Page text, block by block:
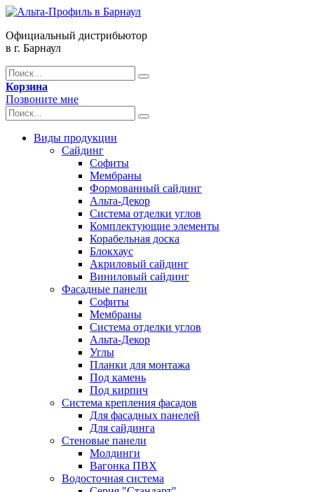
Официальный дистрибьютор
в г. Барнаул
Корзина
Позвоните мне
Виды продукции
Сайдинг
Софиты
Мембраны
Формованный сайдинг
Альта-Декор
Система отделки углов
Комплектующие элементы
Корабельная доска
Блокхаус
Акриловый сайдинг
Виниловый сайдинг
Фасадные панели
Софиты
Мембраны
Система отделки углов
Альта-Декор
Углы
Планки для монтажа
Под камень
Под кирпич
Система крепления фасадов
Для фасадных панелей
Для сайдинга
Стеновые панели
Молдинги
Вагонка ПВХ
Водосточная система